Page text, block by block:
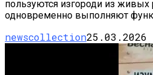
пользуются изгороди из живых
одновременно выполняют
newscollection25.03.2026